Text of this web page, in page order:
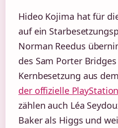
Hideo Kojima hat für
auf ein
Norman Reedus
des Sam Porter
Kernbesetzung aus
der offizielle
zählen auch Léa
Baker als Higgs und